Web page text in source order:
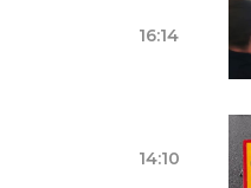
16:14
14:10